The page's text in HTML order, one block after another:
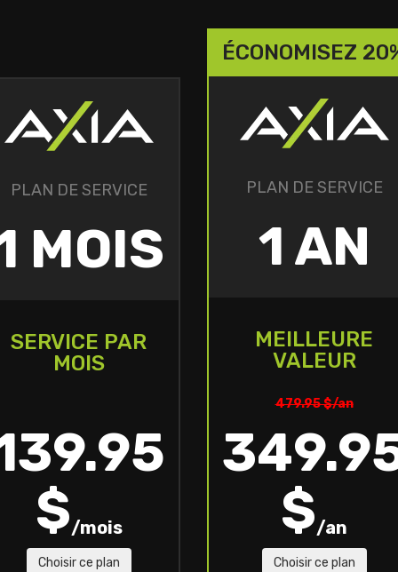
PLAN DE SERVICE
MOIS
SERVICE PAR
MOIS
$/mois
Choisir ce plan
ÉCONOMISEZ
PLAN DE SERVICE
1 AN
MEILLEURE
VALEUR
479.95 $/an
$/an
Choisir ce plan